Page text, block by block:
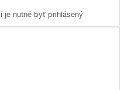
je nutné byť prihlásený